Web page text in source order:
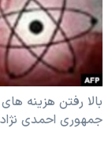
فرهنگ و زندگی
حقوق شهروندی
اقتصادی
علم و فناوری
اسرائیل در جنگ
مستندها
انتخابات ریاست
حمله جمهوری
رمز مهسا
ورزش زنان در
دنبال کنید
زبانهای مختلف
بالا رفتن هزينه
جمهوری احمدی نژاد